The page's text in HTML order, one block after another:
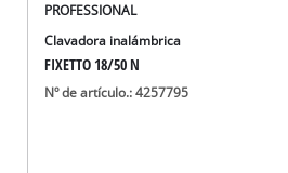
PROFESSIONAL
Clavadora inalámbrica
FIXETTO 18/50 N
Nº de artículo.: 4257795